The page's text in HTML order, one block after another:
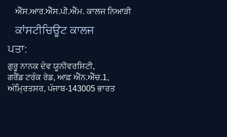
ਐੱਸ.ਆਰ.ਐੱਸ.ਪੀ.ਐੱਮ. ਕਾਲਜ ਨਿਆੜੀ
ਕਾਂਸਟੀਚਿਊਟ ਕਾਲਜ
ਪਤਾ:
ਗੁਰੂ ਨਾਨਕ ਦੇਵ ਯੂਨੀਵਰਸਿਟੀ,
ਗਰੈਂਡ ਟਰੰਕ ਰੋਡ, ਆਫ਼ ਐੱਨ.ਐੱਚ.1,
ਅੰਮ੍ਰਿਤਸਰ, ਪੰਜਾਬ-143005 ਭਾਰਤ